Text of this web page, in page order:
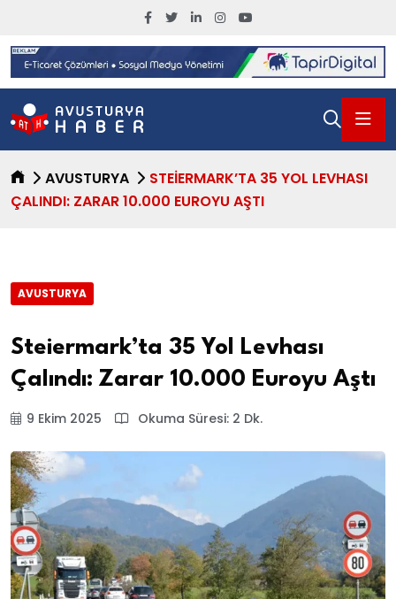
AVUSTURYA
STEIERMARK’TA 35 YOL LEVHASI
ÇALINDI: ZARAR 10.000 EUROYU AŞTI
AVUSTURYA
Steiermark’ta 35 Yol Levhası
Çalındı: Zarar 10.000 Euroyu Aştı
9 Ekim 2025 Okuma Süresi: 2 Dk.